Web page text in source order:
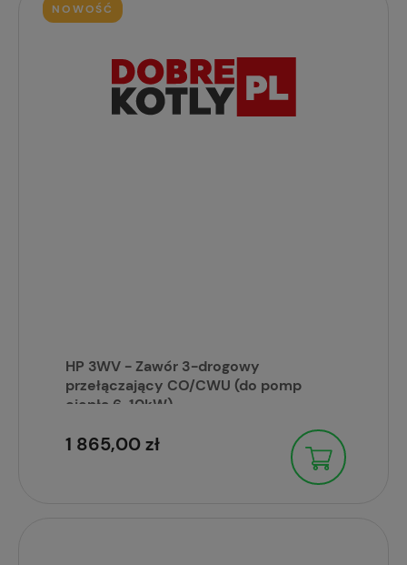
HP 3WV - Zawór 3-drogowy
przełączający CO/CWU (do pomp
ciepła 6-10kW)
1 865,00 zł
NOWOŚĆ